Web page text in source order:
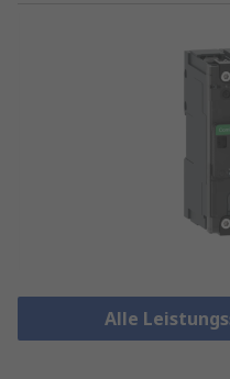
Alle